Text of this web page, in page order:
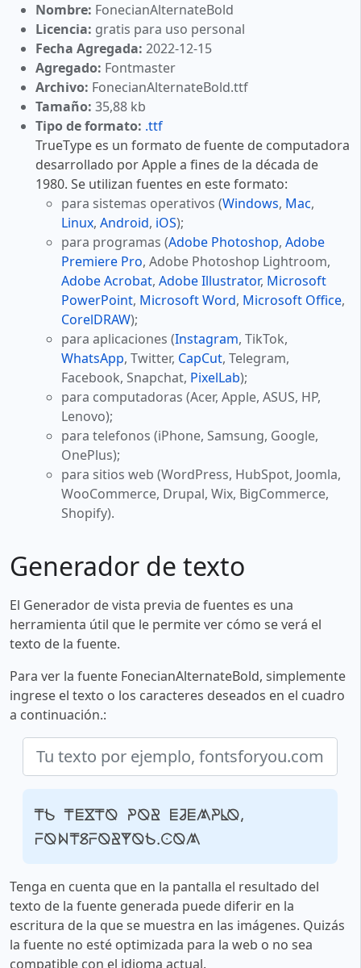
Nombre: FonecianAlternateBold
Licencia: gratis para uso personal
Fecha Agregada: 2022-12-15
Agregado: Fontmaster
Archivo: FonecianAlternateBold.ttf
Tamaño: 35,88 kb
Tipo de formato: .ttf
TrueType es un formato de fuente de computadora
desarrollado por Apple a fines de la década de
1980. Se utilizan fuentes en este formato:
para sistemas operativos (Windows, Mac,
Linux, Android, iOS);
para programas (Adobe Photoshop, Adobe
Premiere Pro, Adobe Photoshop Lightroom,
Adobe Acrobat, Adobe Illustrator, Microsoft
PowerPoint, Microsoft Word, Microsoft Office,
CorelDRAW);
para aplicaciones (Instagram, TikTok,
WhatsApp, Twitter, CapCut, Telegram,
Facebook, Snapchat, PixelLab);
para computadoras (Acer, Apple, ASUS, HP,
Lenovo);
para telefonos (iPhone, Samsung, Google,
OnePlus);
para sitios web (WordPress, HubSpot, Joomla,
WooCommerce, Drupal, Wix, BigCommerce,
Shopify).
Generador de texto
El Generador de vista previa de fuentes es una
herramienta útil que le permite ver cómo se verá el
texto de la fuente.
Para ver la fuente FonecianAlternateBold, simplemente
ingrese el texto o los caracteres deseados en el cuadro
a continuación.:
Tu texto por ejemplo,
fontsforyou.com
Tenga en cuenta que en la pantalla el resultado del
texto de la fuente generada puede diferir en la
escritura de la que se muestra en las imágenes. Quizás
la fuente no esté optimizada para la web o no sea
compatible con el idioma actual.